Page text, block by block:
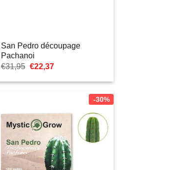
San Pedro découpage
Pachanoi
€31,95 Le
initial
€22,37Le
actuel
-30%